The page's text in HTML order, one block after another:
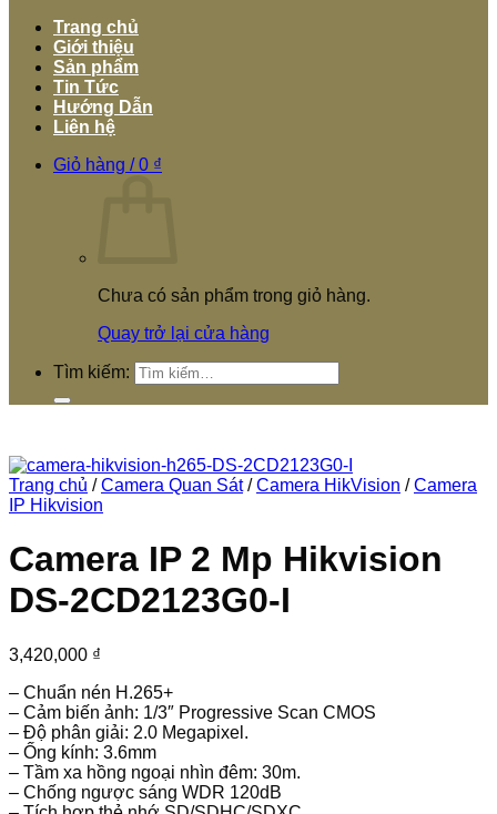
Trang chủ
Giới thiệu
Sản phẩm
Tin Tức
Hướng Dẫn
Liên hệ
Giỏ hàng /0 ₫
Chưa có sản phẩm trong giỏ hàng.
Quay trở lại cửa hàng
Tìm kiếm:
Trang chủ / Camera Quan Sát / Camera HikVision / Camera
IP Hikvision
Camera IP 2 Mp Hikvision
DS-2CD2123G0-I
3,420,000 ₫
– Chuẩn nén H.265+
– Cảm biến ảnh: 1/3″ Progressive Scan CMOS
– Độ phân giải: 2.0 Megapixel.
– Ống kính: 3.6mm
– Tầm xa hồng ngoại nhìn đêm: 30m.
– Chống ngược sáng WDR 120dB